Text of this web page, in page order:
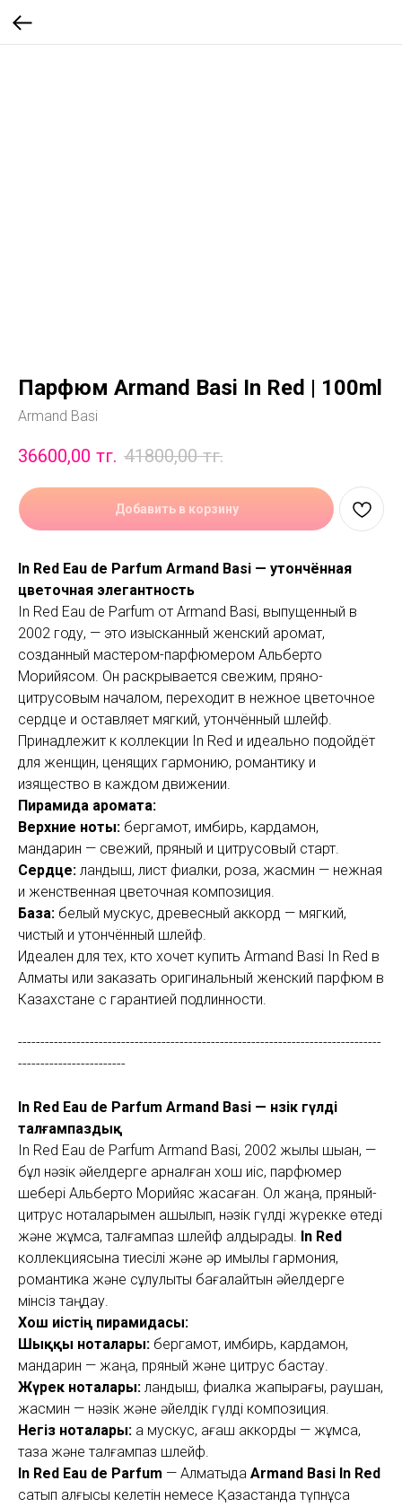
Парфюм Armand Basi In Red | 100ml
Armand Basi
36600,00 тг. 41800,00 тг.
Добавить в корзину
In Red Eau de Parfum Armand Basi — утончённая
цветочная элегантность
In Red Eau de Parfum от Armand Basi, выпущенный в
2002 году, — это изысканный женский аромат,
созданный мастером-парфюмером Альберто
Морийясом. Он раскрывается свежим, пряно-
цитрусовым началом, переходит в нежное цветочное
сердце и оставляет мягкий, утончённый шлейф.
Принадлежит к коллекции In Red и идеально подойдёт
для женщин, ценящих гармонию, романтику и
изящество в каждом движении.
Пирамида аромата:
Верхние ноты: бергамот, имбирь, кардамон,
мандарин — свежий, пряный и цитрусовый старт.
Сердце: ландыш, лист фиалки, роза, жасмин — нежная
и женственная цветочная композиция.
База: белый мускус, древесный аккорд — мягкий,
чистый и утончённый шлейф.
Идеален для тех, кто хочет купить Armand Basi In Red в
Алматы или заказать оригинальный женский парфюм в
Казахстане с гарантией подлинности.
---------------------------------------------------------------------------------
------------------------
In Red Eau de Parfum Armand Basi — нәзік гүлді
талғампаздық
In Red Eau de Parfum Armand Basi, 2002 жылы шыққан, —
бұл нәзік әйелдерге арналған хош иіс, парфюмер
шебері Альберто Морийяс жасаған. Ол жаңа, пряный-
цитрус ноталарымен ашылып, нәзік гүлді жүрекке өтеді
және жұмсақ, талғампаз шлейф қалдырады. In Red
коллекциясына тиесілі және әр қимылы гармония,
романтика және сұлулықты бағалайтын әйелдерге
мінсіз таңдау.
Хош иістің пирамидасы:
Шыққы ноталары: бергамот, имбирь, кардамон,
мандарин — жаңа, пряный және цитрус бастау.
Жүрек ноталары: ландыш, фиалка жапырағы, раушан,
жасмин — нәзік және әйелдік гүлді композиция.
Негіз ноталары: ақ мускус, ағаш аккорды — жұмсақ,
таза және талғампаз шлейф.
In Red Eau de Parfum — Алматыда Armand Basi In Red
сатып алғысы келетін немесе Қазақстанда түпнұсқа